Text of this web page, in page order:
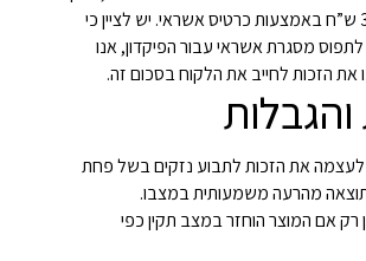
פיקדון בסך 350 ש”ח באמצעות כרטיס אשראי. יש לציין כי
לתפוס מסגרת אשראי עבור הפיקדון, אנו
את הזכות לחייב את הלקוח בסכום זה.
את הזכות לתבוע נזקים בשל פחת
מהרעה משמעותית במצבו.
רק אם המוצר הוחזר במצב תקין כפי